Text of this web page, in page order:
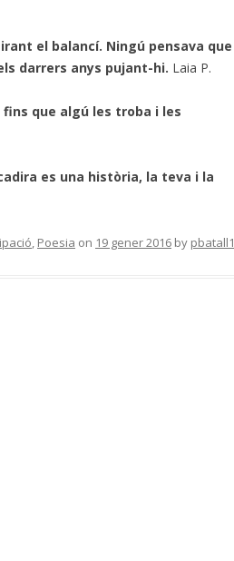
el balancí. Ningú pensava que
darrers anys pujant-hi. Laia P.
fins que algú les troba i les
es una història, la teva i la
, Poesia on 19 gener 2016 by pbatall1